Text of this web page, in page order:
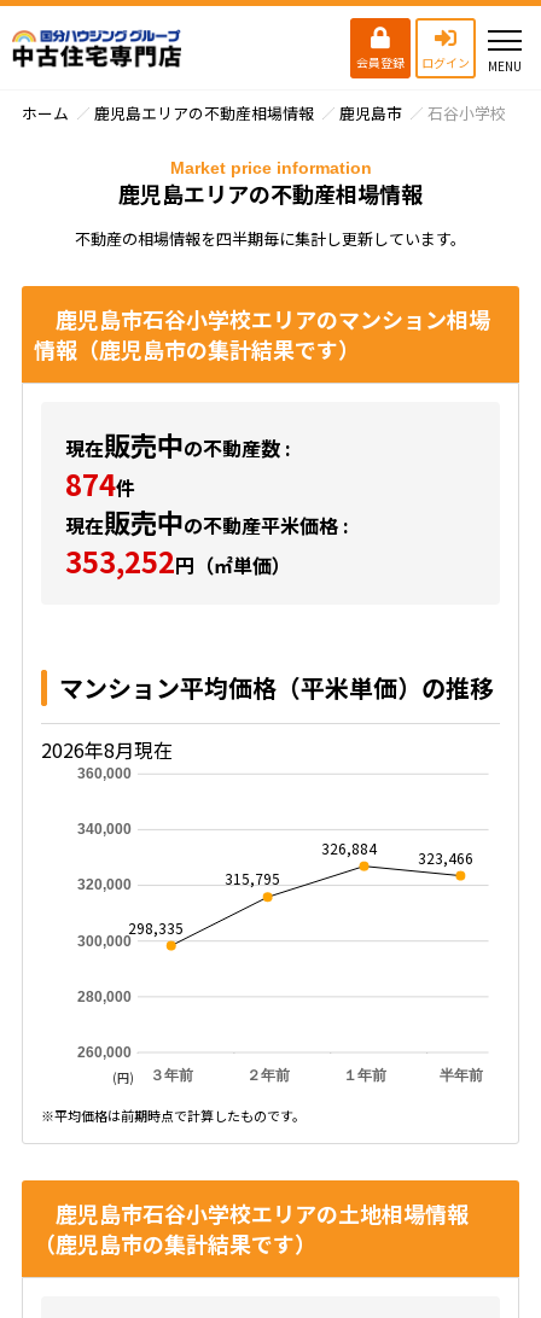
会員登録 ログイン
ホーム 鹿児島エリアの不動産相場情報 鹿児島市 石谷小学校
鹿児島エリアの不動産相場情報
Market price information
不動産の相場情報を四半期毎に集計し更新しています。
鹿児島市石谷小学校エリアのマンション相場
情報（鹿児島市の集計結果です）
現在販売中の不動産数 :
874件
現在販売中の不動産平米価格 :
353,252円（㎡単価）
マンション平均価格（平米単価）の推移
2026年8月現在
３年前 ２年前 １年前 半年前
260,000
280,000
300,000
320,000
340,000
360,000
298,335
315,795
326,884 323,466
(円)
※平均価格は前期時点で計算したものです。
鹿児島市石谷小学校エリアの土地相場情報
（鹿児島市の集計結果です）